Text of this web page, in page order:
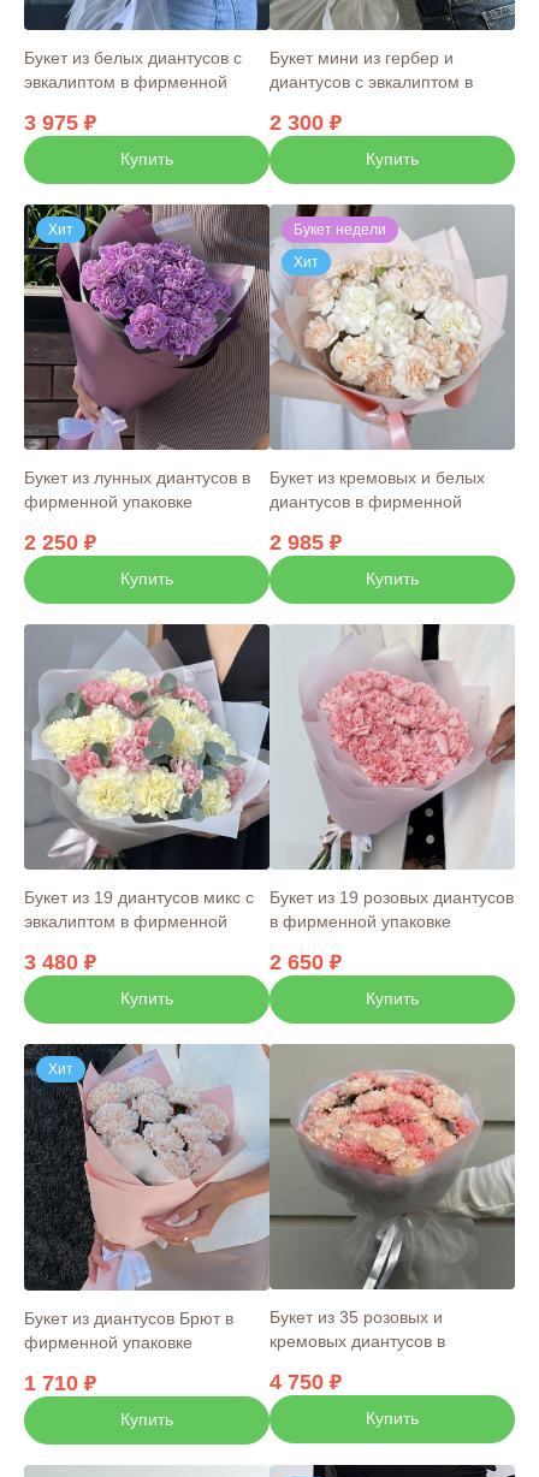
Букет из белых диантусов с
эвкалиптом в фирменной
3 975
Купить
Букет мини из гербер и
диантусов с эвкалиптом в
2 300
Купить
Хит
Букет из лунных диантусов в
фирменной упаковке
2 250
Купить
Букет недели
Хит
Букет из кремовых и белых
диантусов в фирменной
2 985
Купить
Букет из 19 диантусов микс с
эвкалиптом в фирменной
3 480
Купить
Букет из 19 розовых диантусов
в фирменной упаковке
2 650
Купить
Хит
Букет из диантусов Брют в
фирменной упаковке
1 710
Купить
Букет из 35 розовых и
кремовых диантусов в
4 750
Купить